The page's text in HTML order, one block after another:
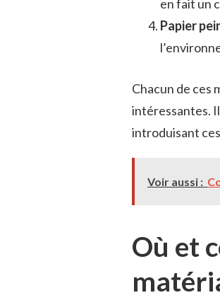
en fait un
Papier
Chacun de ces
intéressantes.
introduisant
Voir aussi :
Où et